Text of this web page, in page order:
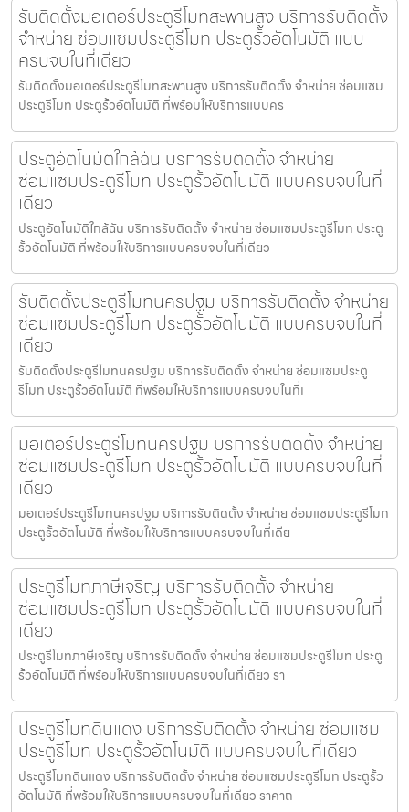
รับติดตั้งมอเตอร์ประตูรีโมทสะพานสูง บริการรับติดตั้ง
จำหน่าย ซ่อมแซมประตูรีโมท ประตูรั้วอัตโนมัติ แบบ
ครบจบในที่เดียว
รับติดตั้งมอเตอร์ประตูรีโมทสะพานสูง บริการรับติดตั้ง จำหน่าย ซ่อมแซม
ประตูรีโมท ประตูรั้วอัตโนมัติ ที่พร้อมให้บริการแบบคร
ประตูอัตโนมัติใกล้ฉัน บริการรับติดตั้ง จำหน่าย
ซ่อมแซมประตูรีโมท ประตูรั้วอัตโนมัติ แบบครบจบในที่
เดียว
ประตูอัตโนมัติใกล้ฉัน บริการรับติดตั้ง จำหน่าย ซ่อมแซมประตูรีโมท ประตู
รั้วอัตโนมัติ ที่พร้อมให้บริการแบบครบจบในที่เดียว
รับติดตั้งประตูรีโมทนครปฐม บริการรับติดตั้ง จำหน่าย
ซ่อมแซมประตูรีโมท ประตูรั้วอัตโนมัติ แบบครบจบในที่
เดียว
รับติดตั้งประตูรีโมทนครปฐม บริการรับติดตั้ง จำหน่าย ซ่อมแซมประตู
รีโมท ประตูรั้วอัตโนมัติ ที่พร้อมให้บริการแบบครบจบในที่เ
มอเตอร์ประตูรีโมทนครปฐม บริการรับติดตั้ง จำหน่าย
ซ่อมแซมประตูรีโมท ประตูรั้วอัตโนมัติ แบบครบจบในที่
เดียว
มอเตอร์ประตูรีโมทนครปฐม บริการรับติดตั้ง จำหน่าย ซ่อมแซมประตูรีโมท
ประตูรั้วอัตโนมัติ ที่พร้อมให้บริการแบบครบจบในที่เดีย
ประตูรีโมทภาษีเจริญ บริการรับติดตั้ง จำหน่าย
ซ่อมแซมประตูรีโมท ประตูรั้วอัตโนมัติ แบบครบจบในที่
เดียว
ประตูรีโมทภาษีเจริญ บริการรับติดตั้ง จำหน่าย ซ่อมแซมประตูรีโมท ประตู
รั้วอัตโนมัติ ที่พร้อมให้บริการแบบครบจบในที่เดียว รา
ประตูรีโมทดินแดง บริการรับติดตั้ง จำหน่าย ซ่อมแซม
ประตูรีโมท ประตูรั้วอัตโนมัติ แบบครบจบในที่เดียว
ประตูรีโมทดินแดง บริการรับติดตั้ง จำหน่าย ซ่อมแซมประตูรีโมท ประตูรั้ว
อัตโนมัติ ที่พร้อมให้บริการแบบครบจบในที่เดียว ราคาถ